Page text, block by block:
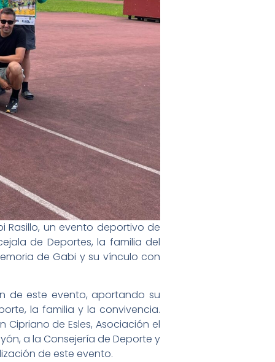
Rasillo, un evento deportivo de
de Deportes, la familia del
de Gabi y su vínculo con
de este evento, aportando su
la familia y la convivencia.
de Esles, Asociación el
a la Consejería de Deporte y
de este evento.